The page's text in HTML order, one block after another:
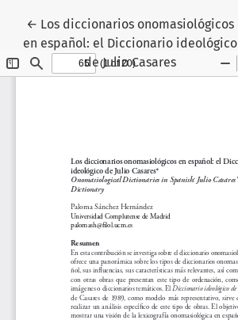
← Volver a los detalles del artículo
Los diccionarios onomasiológicos
en español: el Diccionario ideológico
de Julio Casares